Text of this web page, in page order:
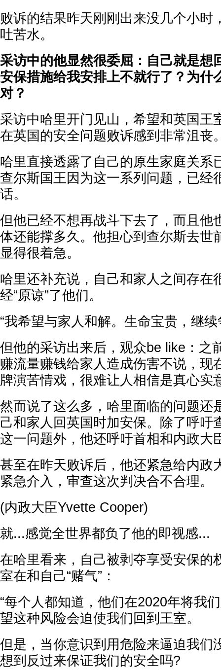
败诉的结果昨天刚刚出来没几个小时
吐苦水。
采访中的他显然很委屈：自己就是想
安保措施给我安排上不就行了？为什
对？
采访中哈里开门见山，希望和英国王
在英国的安全问题败诉感到非常沮丧
哈里直接透露了自己的原生家庭关系
查尔斯国王因为这一系列问题，已经
话。
但他已经不想再战斗下去了，而且他
体还能撑多久。他担心到查尔斯去世
显得很着急。
哈里还补充说，自己和家人之间存在
经“原谅”了他们。
“我希望与家人和解。生命宝贵，继
但他的采访出来后，观众be like：之
赚流量赚钱给家人造成伤害不说，现
牌演苦情戏，很难让人相信是真心实
然而说了这么多，哈里面临的问题还
己和家人回英国时加安保。除了呼吁
这一问题外，他还呼吁首相和内政大
甚至在昨天败诉后，他还紧急给内政
紧急介入，审查这次判决合不合理。
(内政大臣Yvette Cooper)
就...感觉全世界都负了他的即视感...
在哈里看来，自己被剥夺享受安保的
室在和自己“赌气”：
“每个人都知道，他们在2020年将我
望这种风险会迫使我们回到王室。
但是，当你意识到用危险来逼迫我们
想到反过来保证我们的安全吗?